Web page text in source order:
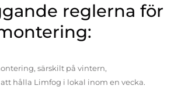
reglerna för
särskilt på vintern,
hålla Limfog i lokal inom en vecka.